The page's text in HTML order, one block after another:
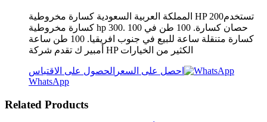
المملكة العربية السعودية كسارة مخروطية HP 200تستخدم
كسارة مخروطية hp 300. 100 حصان كسارة. 100 طن في
كسارة متنقلة ساعة للبيع في جنوب افريقيا. 100 طن ساعة
أمبير ك تقدم شركة HP الكثير من الخيارات
احصل على السعر الحصول على الاقتباس
WhatsApp
Related Products